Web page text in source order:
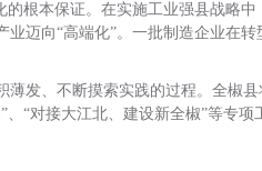
根本保证。在实施工业强县战略
迈向“高端化”。一批制造企业在转
发、不断摸索实践的过程。全椒
“对接大江北、建设新全椒”等专